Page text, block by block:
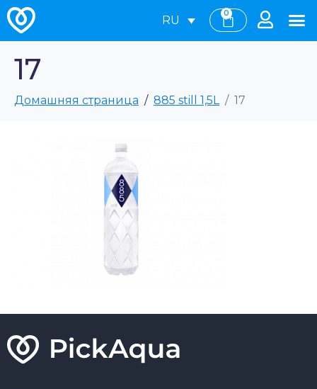
RU
0
17
Домашняя страница 885 still 1,5L 17